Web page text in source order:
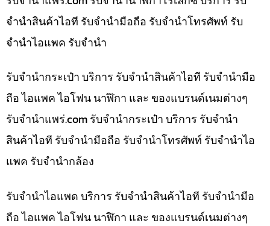
จำนำสินค้าไอที รับจำนำมือถือ รับจำนำโทรศัพท์ รับ
จำนำไอแพค รับจำนำ
รับจำนำกระเป๋า บริการ รับจำนำสินค้าไอที รับจำนำมือ
ถือ ไอแพค ไอโฟน นาฬิกา และ ของแบรนด์เนมต่างๆ
รับจํานําแพร่.com รับจำนำกระเป๋า บริการ รับจำนำ
สินค้าไอที รับจำนำมือถือ รับจำนำโทรศัพท์ รับจำนำไอ
แพค รับจำนำกล้อง
รับจำนำไอแพด บริการ รับจำนำสินค้าไอที รับจำนำมือ
ถือ ไอแพค ไอโฟน นาฬิกา และ ของแบรนด์เนมต่างๆ